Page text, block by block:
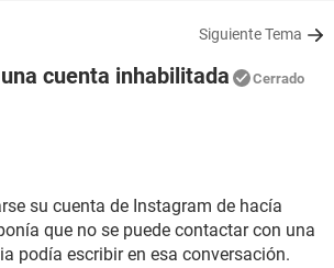
Siguiente Tema
cuenta inhabilitada Cerrado
su cuenta de Instagram de hacía
que no se puede contactar con una
podía escribir en esa conversación.